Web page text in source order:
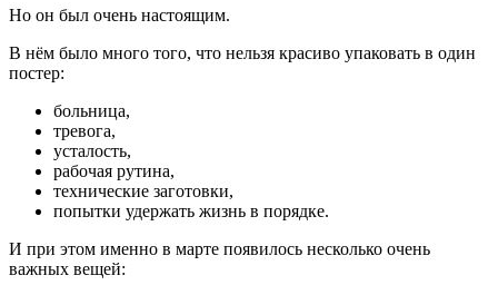
Но он был очень настоящим.
В нём было много того, что нельзя красиво упаковать в один
постер:
больница,
тревога,
усталость,
рабочая рутина,
технические заготовки,
попытки удержать жизнь в порядке.
И при этом именно в марте появилось несколько очень
важных вещей: